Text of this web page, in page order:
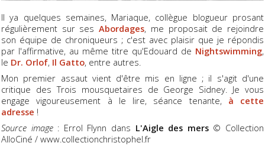
Il ya quelques semaines, Mariaque, collègue blogueur prosant
régulièrement sur sesAbordages, me proposait de rejoindre
son équipe de chroniqueurs ; c'est avec plaisir que je répondis
par l'affirmative, au même titre qu'Edouard de Nightswimming,
le Dr. Orlof, Il Gatto, entre autres.
Mon premier assaut vient d'être mis en ligne ; il s'agit d'une
critique des Trois mousquetaires de George Sidney. Je vous
engage vigoureusement à le lire, séance tenante, à cette
adresse !
Source image: Errol Flynn dans L'Aigle des mers© Collection
AlloCiné / www.collectionchristophel.fr